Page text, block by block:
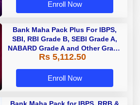
Enroll Now
Bank Maha Pack Plus For IBPS,
SBI, RBI Grade B, SEBI Grade A,
NABARD Grade A and Other Grade
A & Grade B Bank Exams
Rs 5,112.50
Enroll Now
Bank Maha Pack for IBPS, RRB &